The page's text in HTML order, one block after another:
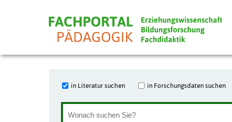
in Literatur suchen in Forschungsdaten suchen